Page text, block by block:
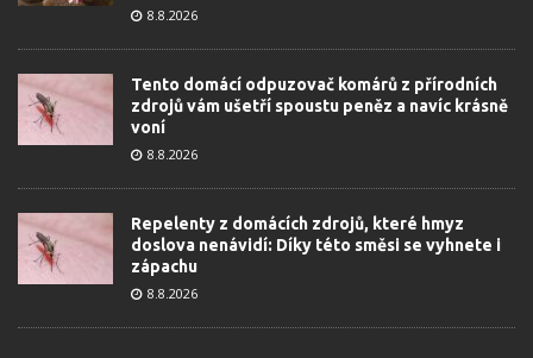
8.8.2026
Tento domácí odpuzovač komárů z přírodních
zdrojů vám ušetří spoustu peněz a navíc krásně
voní
8.8.2026
Repelenty z domácích zdrojů, které hmyz
doslova nenávidí: Díky této směsi se vyhnete i
zápachu
8.8.2026